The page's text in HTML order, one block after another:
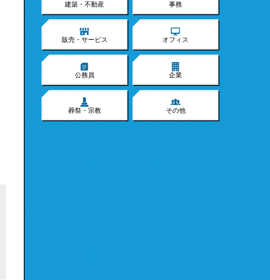
建築・不動産 事務
販売・サービス オフィス
公務員 企業
葬祭・宗教 その他